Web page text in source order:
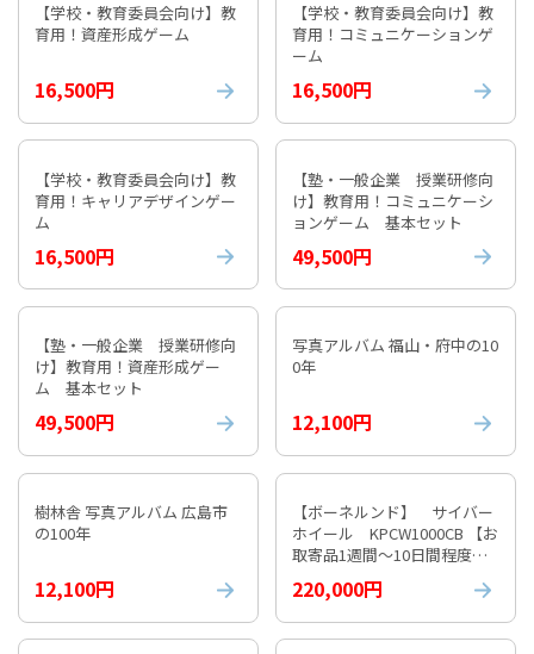
【学校・教育委員会向け】教
育用！資産形成ゲーム
16,500円
【学校・教育委員会向け】教
育用！コミュニケーションゲ
ーム
16,500円
【学校・教育委員会向け】教
育用！キャリアデザインゲー
ム
16,500円
【塾・一般企業 授業研修向
け】教育用！コミュニケーシ
ョンゲーム 基本セット
49,500円
【塾・一般企業 授業研修向
け】教育用！資産形成ゲー
ム 基本セット
49,500円
写真アルバム 福山・府中の10
0年
12,100円
樹林舎 写真アルバム 広島市
の100年
12,100円
【ボーネルンド】 サイバー
ホイール KPCW1000CB 【お
取寄品1週間～10日間程度か
かります】 紹介動画付
220,000円